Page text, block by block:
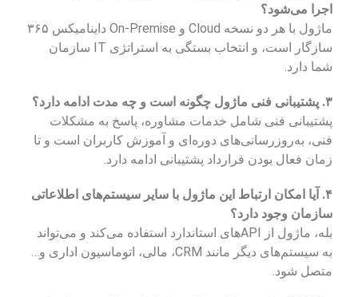
اجرا می‌شود؟
ماژول با هر دو نسخه Cloud و On-Premise داینامیکس ۳۶۵
سازگار است، و انتخاب بستگی به استراتژی IT سازمان
شما دارد.
۳. پشتیبانی فنی ماژول چگونه است و چه مدت ادامه دارد؟
پشتیبانی فنی شامل خدمات مشاوره، پاسخ به مشکلات
فنی، به‌روزرسانی‌های دوره‌ای و آموزش کاربران است و تا
زمان فعال بودن قرارداد پشتیبانی ادامه دارد.
۴. آیا امکان ارتباط این ماژول با سایر سیستم‌های اطلاعاتی
سازمان وجود دارد؟
بله، ماژول از APIهای استاندارد استفاده می‌کند و می‌تواند
به سیستم‌های دیگر مانند CRM، مالی، اتوماسیون اداری و…
متصل شود.